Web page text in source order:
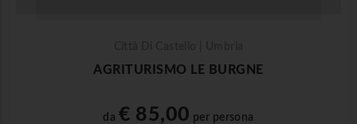
AGRITURISMO LE BURGNE
da € 85,00 per persona